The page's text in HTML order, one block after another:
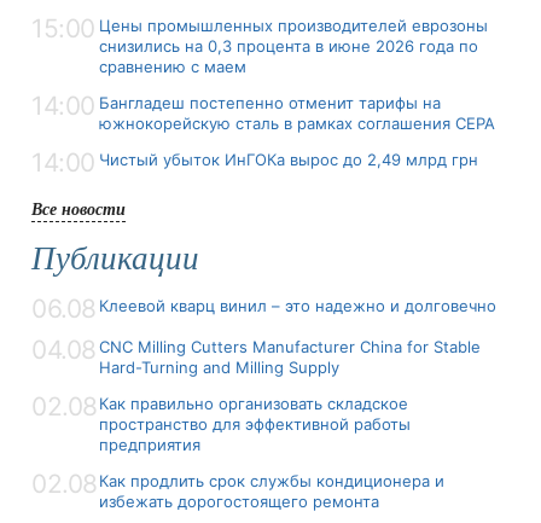
15:00 Цены промышленных производителей еврозоны
снизились на 0,3 процента в июне 2026 года по
сравнению с маем
14:00 Бангладеш постепенно отменит тарифы на
южнокорейскую сталь в рамках соглашения CEPA
14:00 Чистый убыток ИнГОКа вырос до 2,49 млрд грн
Все новости
Публикации
06.08 Клеевой кварц винил – это надежно и долговечно
04.08 CNC Milling Cutters Manufacturer China for Stable
Hard-Turning and Milling Supply
02.08 Как правильно организовать складское
пространство для эффективной работы
предприятия
02.08 Как продлить срок службы кондиционера и
избежать дорогостоящего ремонта